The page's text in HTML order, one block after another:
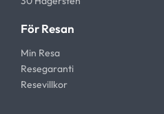
För Resan
Min Resa
Resegaranti
Resevillkor